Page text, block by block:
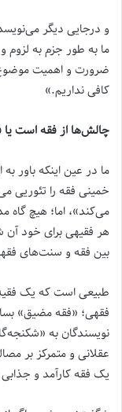
و درجایی دیگر
ما به طور جزم به لزوم
ضرورت و اهمیت
کافی نداریم.»
چالش‌ها از فقه است یا
ما در عین اینکه باور
خمینی فقه را تئوریی
می‌کند»، اما؛ هیچ
هر فقیهی برای خود
بین فقه و سنت‌های
طبیعی است که یک
فقهی؛ «فقه مضیق»
نویسندگان به
عقلانی و متمرکز بر
یک فقه کارآمد و